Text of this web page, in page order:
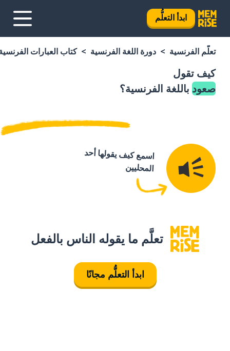
ابدأ التعلُّم
تعلَّم الفرنسية دورة اللغة الفرنسية كتاب العبارات
كيف تقول
صعود باللغة الفرنسية؟
اسمع كيف يقولها أحد
المحليين
تعلَّم ما يقوله الناس بالفعل
ابدأ التعلُّم مجانًا